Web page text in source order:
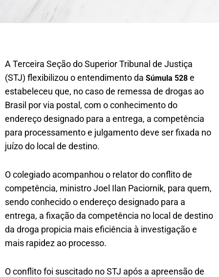
​​​​A Terceira Seção do Superior Tribunal de Justiça
(STJ) flexibilizou o entendimento da Súmula 528 e
estabeleceu que, no caso de remessa de drogas ao
Brasil por via postal, com o conhecimento do
endereço designado para a entrega, a competência
para processamento e julgamento deve ser fixada no
juízo do local de destino.
O colegiado acompanhou o relator do conflito de
competência, ministro Joel Ilan Paciornik, para quem,
sendo conhecido o endereço designado para a
entrega, a fixação da competência no local de destino
da droga propicia mais eficiência à investigação e
mais rapidez ao processo.
O conflito foi suscitado no STJ após a apreensão de